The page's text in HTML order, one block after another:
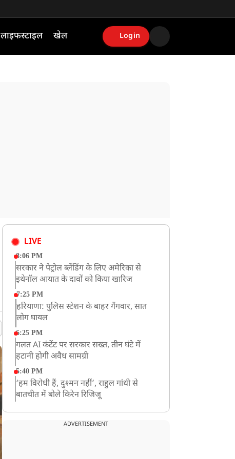
लाइफस्टाइल खेल Login
LIVE
8:06 PM
सरकार ने पेट्रोल ब्लेंडिंग के लिए अमेरिका से
इथेनॉल आयात के दावों को किया खारिज
7:25 PM
हरियाणा: पुलिस स्टेशन के बाहर गैंगवार, सात
लोग घायल
6:25 PM
गलत AI कंटेंट पर सरकार सख्त, तीन घंटे में
हटानी होगी अवैध सामग्री
5:40 PM
‘हम विरोधी हैं, दुश्मन नहीं’, राहुल गांधी से
बातचीत में बोले किरेन रिजिजू
झारखंड के छात्रों को CJP का समर्थन, रांची पहुंच
ADVERTISEMENT